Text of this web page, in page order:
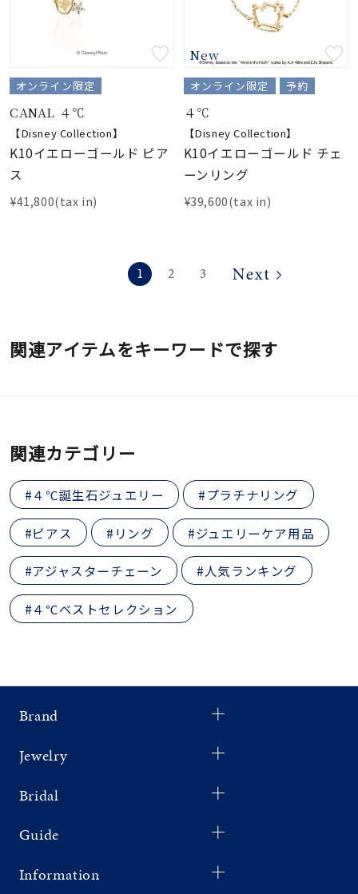
オンライン限定
CANAL ４℃
【Disney Collection】
K10イエローゴールド ピア
ス
¥41,800(tax in)
New
オンライン限定 予約
４℃
【Disney Collection】
K10イエローゴールド チェ
ーンリング
¥39,600(tax in)
1 2 3
関連アイテムをキーワードで探す
関連カテゴリー
#４℃誕生石ジュエリー #プラチナリング
#ピアス #リング #ジュエリーケア用品
#アジャスターチェーン #人気ランキング
#４℃ベストセレクション
Brand
Jewelry
Bridal
Guide
Information